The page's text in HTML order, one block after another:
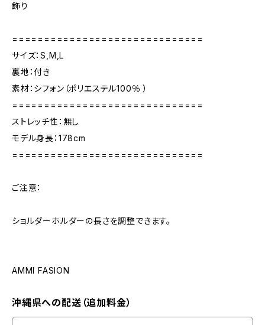
飾り
==============================
サイズ：S,M,L
裏地：付き
素材：シフォン（ポリエステル100％ ）
==============================
ストレッチ性：無し
モデル身長：178cm
==============================
ご注意：
ショルダーホルダーの長さを調整できます。
AMMI FASION
沖縄県への配送（追加料金）